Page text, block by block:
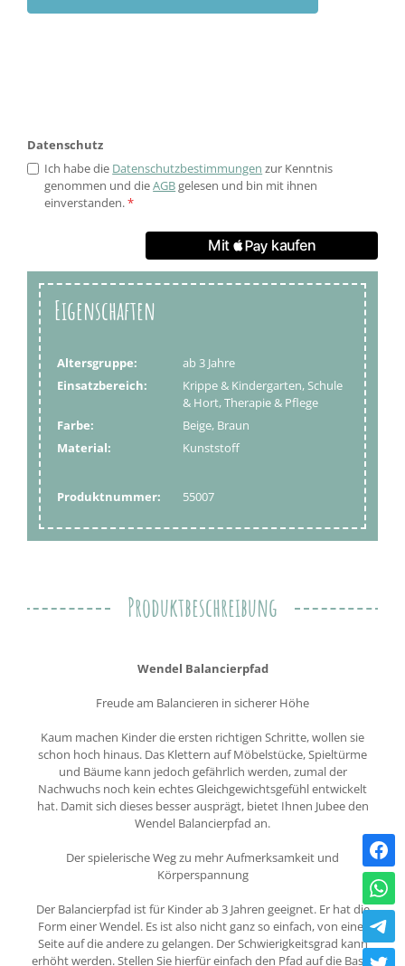
Datenschutz
Ich habe die Datenschutzbestimmungen zur Kenntnis
genommen und dieAGBgelesen und bin mit ihnen
einverstanden.*
Eigenschaften
Altersgruppe:
ab 3 Jahre
Einsatzbereich:
Krippe & Kindergarten, Schule
& Hort, Therapie & Pflege
Farbe:
Beige, Braun
Material:
Kunststoff
Produktnummer: 55007
Produktbeschreibung
Wendel Balancierpfad
Freude am Balancieren in sicherer Höhe
Kaum machen Kinder die ersten richtigen Schritte, wollen sie
schon hoch hinaus. Das Klettern auf Möbelstücke, Spieltürme
und Bäume kann jedoch gefährlich werden, zumal der
Nachwuchs noch kein echtes Gleichgewichtsgefühl entwickelt
hat. Damit sich dieses besser ausprägt, bietet Ihnen Jubee den
Wendel Balancierpfad an.
Der spielerische Weg zu mehr Aufmerksamkeit und
Körperspannung
Der Balancierpfad ist für Kinder ab 3 Jahren geeignet. Er hat die
Form einer Wendel. Es ist also nicht ganz so einfach, von einer
Seite auf die andere zu gelangen. Der Schwierigkeitsgrad kann
erhöht werden. Stellen Sie hierfür einfach den Pfad auf die Basis.